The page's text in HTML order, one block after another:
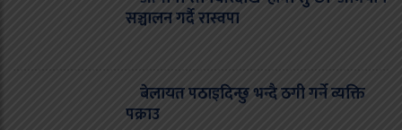
सञ्चालन गर्दै रास्वपा
बेलायत पठाइदिन्छु भन्दै ठगी गर्ने व्यक्ति
पक्राउ